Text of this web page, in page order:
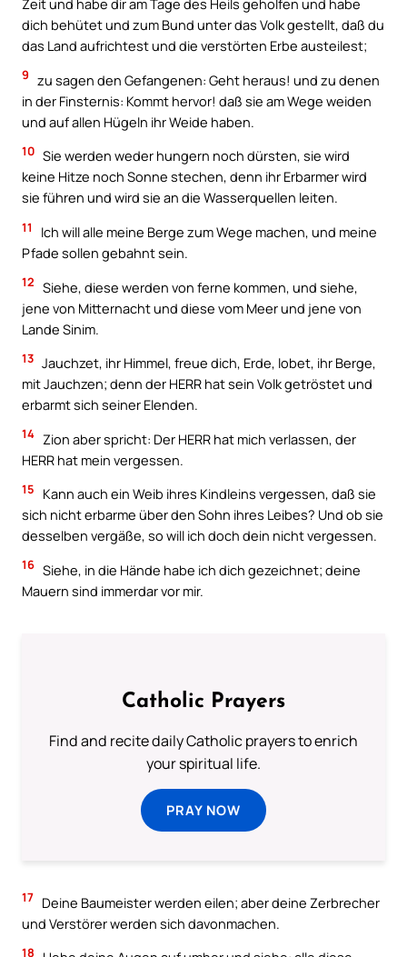
Zeit und habe dir am Tage des Heils geholfen und habe
dich behütet und zum Bund unter das Volk gestellt, daß du
das Land aufrichtest und die verstörten Erbe austeilest;
9 zu sagen den Gefangenen: Geht heraus! und zu denen
in der Finsternis: Kommt hervor! daß sie am Wege weiden
und auf allen Hügeln ihr Weide haben.
10 Sie werden weder hungern noch dürsten, sie wird
keine Hitze noch Sonne stechen, denn ihr Erbarmer wird
sie führen und wird sie an die Wasserquellen leiten.
11
Ich will alle meine Berge zum Wege machen, und meine
Pfade sollen gebahnt sein.
12 Siehe, diese werden von ferne kommen, und siehe,
jene von Mitternacht und diese vom Meer und jene von
Lande Sinim.
13 Jauchzet, ihr Himmel, freue dich, Erde, lobet, ihr Berge,
mit Jauchzen; denn der HERR hat sein Volk getröstet und
erbarmt sich seiner Elenden.
14 Zion aber spricht: Der HERR hat mich verlassen, der
HERR hat mein vergessen.
15
Kann auch ein Weib ihres Kindleins vergessen, daß sie
sich nicht erbarme über den Sohn ihres Leibes? Und ob sie
desselben vergäße, so will ich doch dein nicht vergessen.
16 Siehe, in die Hände habe ich dich gezeichnet; deine
Mauern sind immerdar vor mir.
Catholic Prayers
Find and recite daily Catholic prayers to enrich
your spiritual life.
PRAY NOW
17 Deine Baumeister werden eilen; aber deine Zerbrecher
und Verstörer werden sich davonmachen.
18